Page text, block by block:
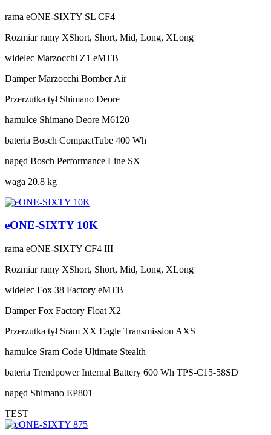
rama eONE-SIXTY SL CF4
Rozmiar ramy XShort, Short, Mid, Long, XLong
widelec Marzocchi Z1 eMTB
Damper Marzocchi Bomber Air
Przerzutka tył Shimano Deore
hamulce Shimano Deore M6120
bateria Bosch CompactTube 400 Wh
napęd Bosch Performance Line SX
waga 20.8 kg
eONE-SIXTY 10K
rama eONE-SIXTY CF4 III
Rozmiar ramy XShort, Short, Mid, Long, XLong
widelec Fox 38 Factory eMTB+
Damper Fox Factory Float X2
Przerzutka tył Sram XX Eagle Transmission AXS
hamulce Sram Code Ultimate Stealth
bateria Trendpower Internal Battery 600 Wh TPS-C15-58SD
napęd Shimano EP801
TEST